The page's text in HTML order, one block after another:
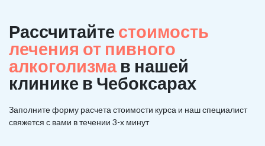
Рассчитайте стоимость
лечения от пивного
алкоголизма в нашей
клинике в Чебоксарах
Заполните форму расчета стоимости курса и наш специалист
свяжется с вами в течении 3-х минут